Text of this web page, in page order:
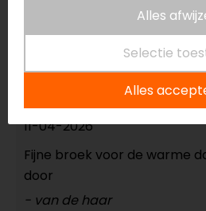
geen toelichting gegeven
11-04-2026
Fijne broek voor de warme
door
- van de haar
Alles
Selectie
Alles